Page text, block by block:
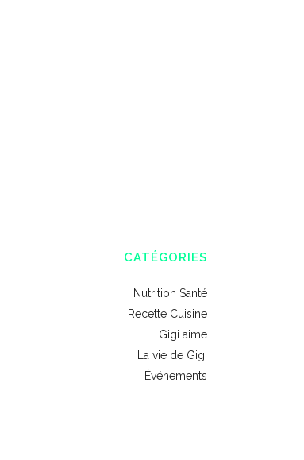
CATÉGORIES
Nutrition Santé
Recette Cuisine
Gigi aime
La vie de Gigi
Événements